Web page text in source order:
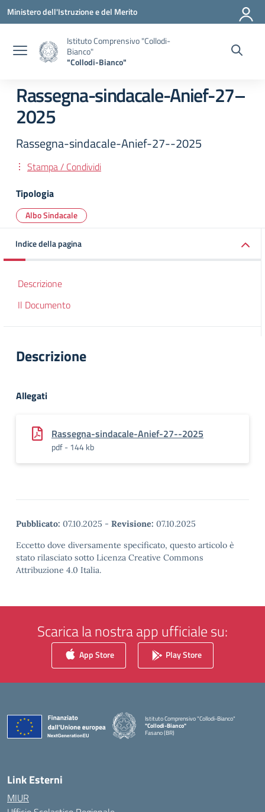
Vai ai contenuti
Vai al menu di navigazione
Vai al footer
Ministero dell'Istruzione e del Merito
Istituto Comprensivo "Collodi-
Bianco"
"Collodi-Bianco"
Rassegna-sindacale-Anief-27–
2025
Rassegna-sindacale-Anief-27--2025
Stampa / Condividi
Tipologia
Albo Sindacale
Indice della pagina
Descrizione
Il Documento
Descrizione
Allegati
Rassegna-sindacale-Anief-27--2025
pdf - 144 kb
Pubblicato: 07.10.2025 - Revisione: 07.10.2025
Eccetto dove diversamente specificato, questo articolo è
stato rilasciato sotto Licenza Creative Commons
Attribuzione 4.0 Italia.
Scarica la nostra app ufficiale su:
App Store Play Store
Istituto Comprensivo "Collodi-Bianco"
"Collodi-Bianco"
Fasano (BR)
Link Esterni
MIUR